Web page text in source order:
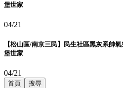
堡世家
04/21
【松山區/南京三民】民生社區黑灰系帥
堡世家
04/21
首頁 搜尋